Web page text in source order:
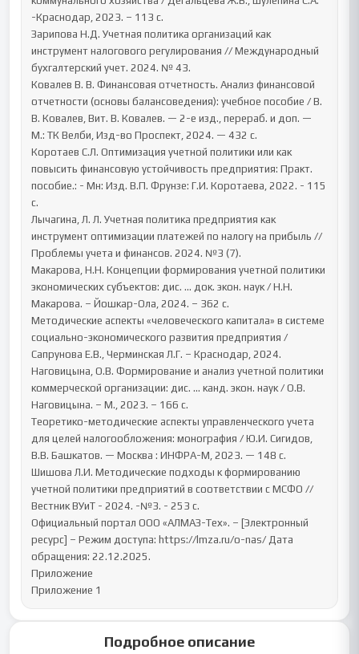
Подробное описание